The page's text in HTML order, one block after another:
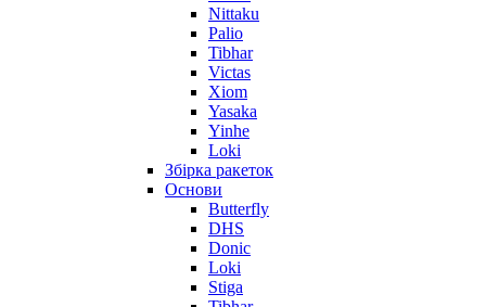
Nittaku
Palio
Tibhar
Victas
Xiom
Yasaka
Yinhe
Loki
Збірка ракеток
Основи
Butterfly
DHS
Donic
Loki
Stiga